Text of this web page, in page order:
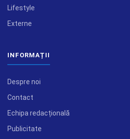
Lifestyle
Externe
INFORMAȚII
Despre noi
Contact
Echipa redacțională
Publicitate